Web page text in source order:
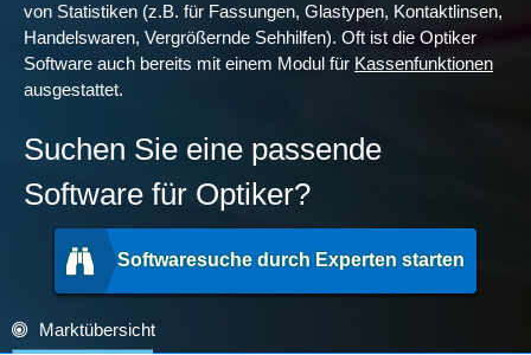
von Statistiken (z.B. für Fassungen, Glastypen, Kontaktlinsen,
Handelswaren, Vergrößernde Sehhilfen). Oft ist die Optiker
Software auch bereits mit einem Modul für Kassenfunktionen
ausgestattet.
Suchen Sie eine passende
Software für Optiker?
Softwaresuche durch Experten starten
Marktübersicht